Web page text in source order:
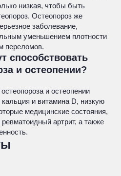
низкая, чтобы быть
Остеопороз же
заболевание,
уменьшением плотности
переломов.
способствовать
и остеопении?
и остеопении
и витамина D, низкую
медицинские состояния,
артрит, а также